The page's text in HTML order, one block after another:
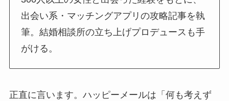
出会い系・マッチングアプリの攻略記事を執
筆。結婚相談所の立ち上げプロデュースも手
がける。
正直に言います。ハッピーメールは「何も考えず